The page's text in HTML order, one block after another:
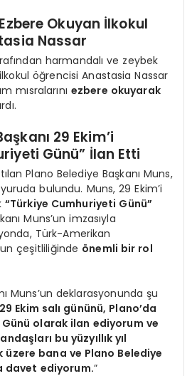
Okuyan İlkokul
Nassar
harmandalı ve zeybek
öğrencisi Anastasia Nassar
mısralarını ezbere okuyarak
29 Ekim’i
Günü” İlan Etti
Plano Belediye Başkanı Muns,
bulundu. Muns, 29 Ekim’i
“Türkiye Cumhuriyeti Günü”
Muns’un imzasıyla
Türk-Amerikan
çeşitliliğinde önemli bir rol
Muns’un deklarasyonunda şu
29 Ekim salı gününü, Plano’da
olarak ilan ediyorum ve
bu yüzyıllık yıl
bana ve Plano Belediye
davet ediyorum.”